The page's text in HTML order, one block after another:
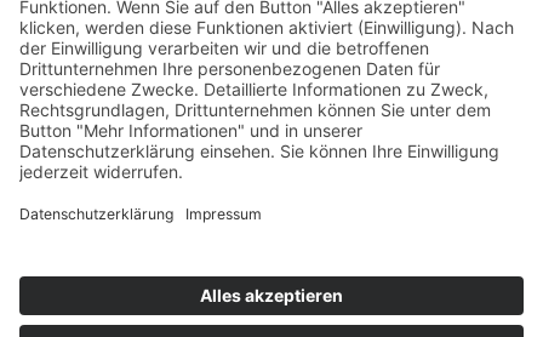
Impressum
AGB
Cookie-Einstellungen